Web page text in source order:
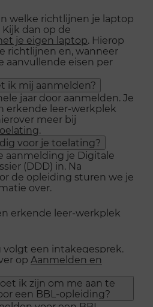
welke richtlijnen je laptop
dan op de
je eigen laptop. Hierop
richtlijnen en, wanneer
aanvullende eisen per
ik mij aanmelden?
jaar door aanmelden. Je
erkende leer-werkplek
meer bij
.
voor je toelating?
aanmelding je Digitale
(DDD) in. Na
de opleiding sturen we je
over.
erkende leer-werkplek
volgt een intakegesprek.
op Aanmelden en
ik zijn om me aan te
een BBL-opleiding?